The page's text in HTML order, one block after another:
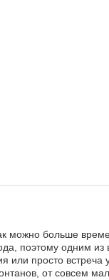
можно больше
поэтому одним из
или просто встреча
от совсем